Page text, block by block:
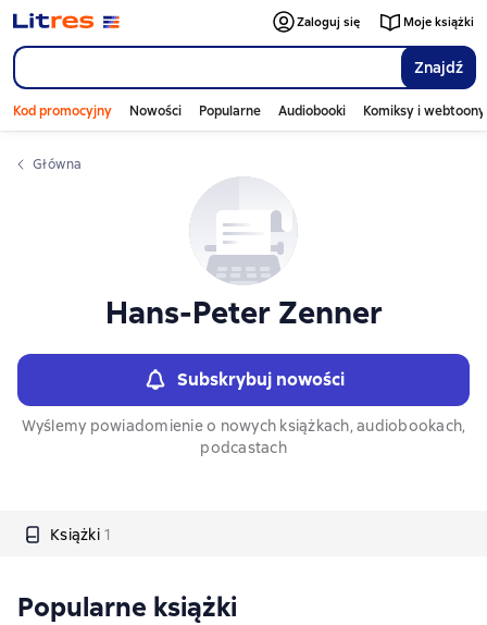
Znajdź
Zaloguj się Moje książki
Kod promocyjny Nowości Popularne Audiobooki Komiksy i webtoony
Główna
Hans-Peter Zenner
Subskrybuj nowości
Wyślemy powiadomienie o nowych książkach, audiobookach,
podcastach
Książki 1
Слайдер с книгами
Popularne książki